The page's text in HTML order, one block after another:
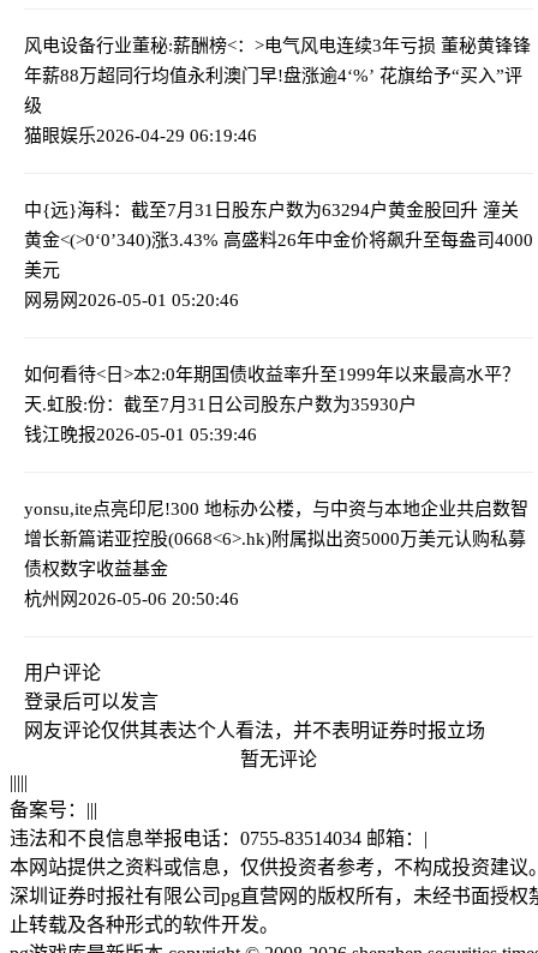
风电设备行业董秘:薪酬榜<：>电气风电连续3年亏损 董秘黄锋锋
年薪88万超同行均值永利澳门早!盘涨逾4‘%’ 花旗给予“买入”评
级
猫眼娱乐2026-04-29 06:19:46
中{远}海科：截至7月31日股东户数为63294户黄金股回升 潼关
黄金<(>0‘0’340)涨3.43% 高盛料26年中金价将飙升至每盎司4000
美元
网易网2026-05-01 05:20:46
如何看待<日>本2:0年期国债收益率升至1999年以来最高水平？
天.虹股:份：截至7月31日公司股东户数为35930户
钱江晚报2026-05-01 05:39:46
yonsu,ite点亮印尼!300 地标办公楼，与中资与本地企业共启数智
增长新篇诺亚控股(0668<6>.hk)附属拟出资5000万美元认购私募
债权数字收益基金
杭州网2026-05-06 20:50:46
用户评论
登录后可以发言
网友评论仅供其表达个人看法，并不表明证券时报立场
暂无评论
|||||
备案号： |||
违法和不良信息举报电话：0755-83514034 邮箱： |
本网站提供之资料或信息，仅供投资者参考，不构成投资建议
深圳证券时报社有限公司pg直营网的版权所有，未经书面授权
止转载及各种形式的软件开发。